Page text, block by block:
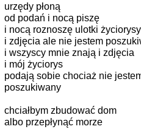
urzędy płoną
od podań i nocą piszę
i nocą roznoszę ulotki
i zdjęcia ale nie jestem
i wszyscy mnie znają i zdjęcia
i mój życiorys
podają sobie chociaż nie
poszukiwany
chciałbym zbudować dom
albo przepłynąć morze